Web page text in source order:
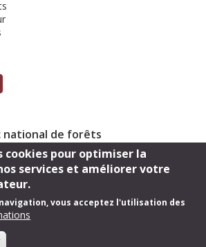
national de forêts
cookies pour optimiser la
services et améliorer votre
vous acceptez l'utilisation des